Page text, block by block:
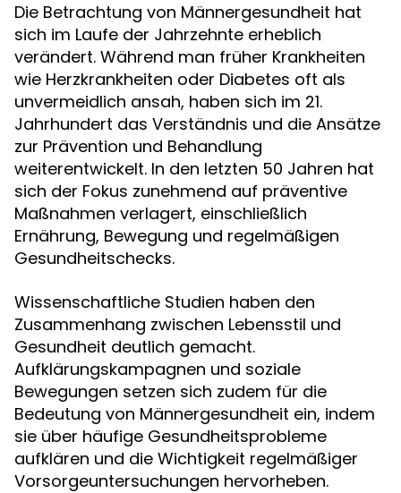
Die Betrachtung von Männergesundheit hat
sich im Laufe der Jahrzehnte erheblich
verändert. Während man früher Krankheiten
wie Herzkrankheiten oder Diabetes oft als
unvermeidlich ansah, haben sich im 21.
Jahrhundert das Verständnis und die Ansätze
zur Prävention und Behandlung
weiterentwickelt. In den letzten 50 Jahren hat
sich der Fokus zunehmend auf präventive
Maßnahmen verlagert, einschließlich
Ernährung, Bewegung und regelmäßigen
Gesundheitschecks.
Wissenschaftliche Studien haben den
Zusammenhang zwischen Lebensstil und
Gesundheit deutlich gemacht.
Aufklärungskampagnen und soziale
Bewegungen setzen sich zudem für die
Bedeutung von Männergesundheit ein, indem
sie über häufige Gesundheitsprobleme
aufklären und die Wichtigkeit regelmäßiger
Vorsorgeuntersuchungen hervorheben.